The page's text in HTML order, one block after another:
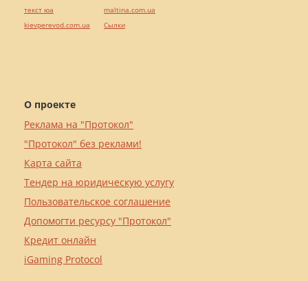
О проекте
Реклама на "Протокол"
"Протокол" без реклами!
Карта сайта
Тендер на юридическую услугу
Пользовательское соглашение
Допомогти ресурсу "Протокол"
Кредит онлайн
iGaming Protocol
текст юа
kievperevod.com.ua
maltina.com.ua
Cылки